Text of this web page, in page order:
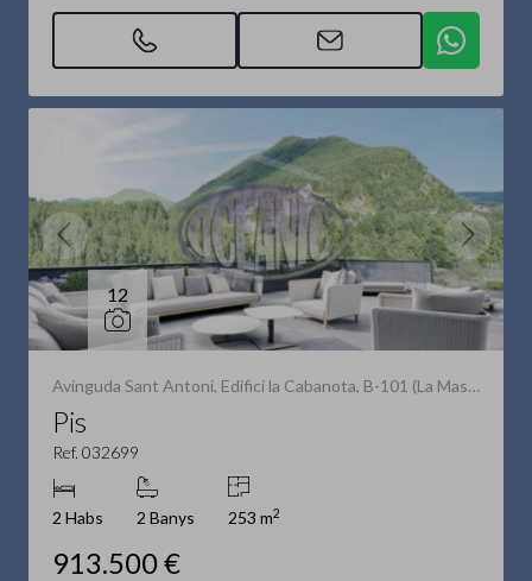
12
Avinguda Sant Antoni, Edifici la Cabanota, B-101 (La Massana)
Pis
Ref. 032699
2 Habs 2 Banys 253 m2
913.500 €